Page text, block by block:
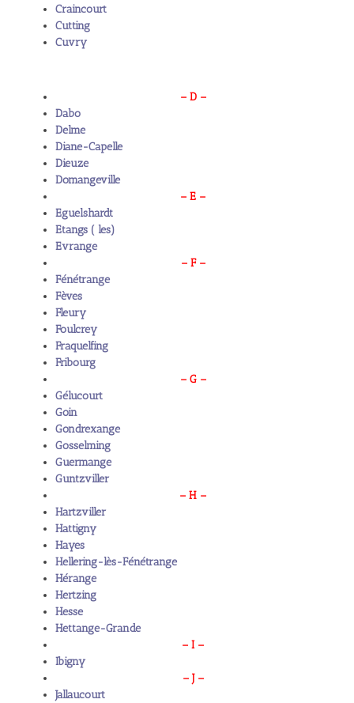
Craincourt
Cutting
Cuvry
– D –
Dabo
Delme
Diane-Capelle
Dieuze
Domangeville
– E –
Eguelshardt
Etangs ( les)
Evrange
– F –
Fénétrange
Fèves
Fleury
Foulcrey
Fraquelfing
Fribourg
– G –
Gélucourt
Goin
Gondrexange
Gosselming
Guermange
Guntzviller
– H –
Hartzviller
Hattigny
Hayes
Hellering-lès-Fénétrange
Hérange
Hertzing
Hesse
Hettange-Grande
– I –
Ibigny
– J –
Jallaucourt